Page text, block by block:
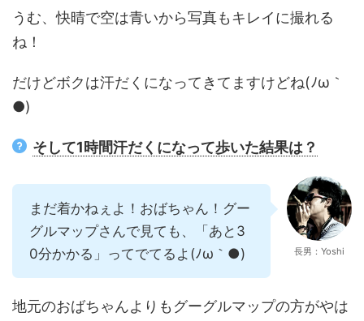
うむ、快晴で空は青いから写真もキレイに撮れる
ね！
だけどボクは汗だくになってきてますけどね(ﾉω｀
●)
そして1時間汗だくになって歩いた結果は？
まだ着かねぇよ！おばちゃん！グー
グルマップさんで見ても、「あと3
0分かかる」ってでてるよ(ﾉω｀●)
長男：Yoshi
地元のおばちゃんよりもグーグルマップの方がやは